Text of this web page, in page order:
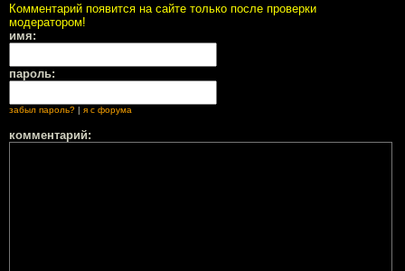
Комментарий появится на сайте только после проверки
модератором!
имя:
пароль:
забыл пароль? | я с форума
комментарий: